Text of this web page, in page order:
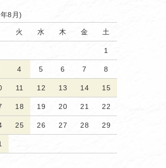
8月)
火 水 木 金 土
1
4 5 6 7 8
11 12 13 14 15
18 19 20 21 22
25 26 27 28 29